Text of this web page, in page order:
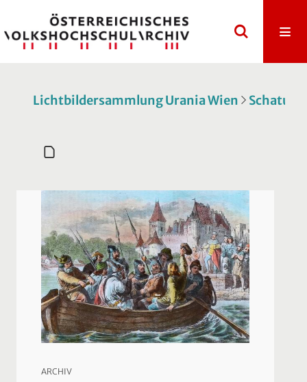
Lichtbildersammlung Urania Wien Schatulle
ARCHIV